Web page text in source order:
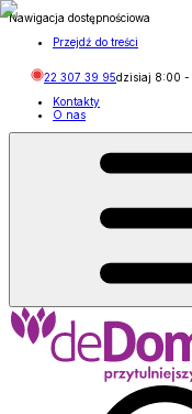
Nawigacja dostępnościowa
Przejdź do treści
22 307 39 95dzisiaj 8:00 -
Kontakty
O nas